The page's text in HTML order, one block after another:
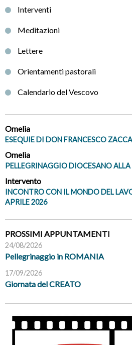
Interventi
Meditazioni
Lettere
Orientamenti pastorali
Calendario del Vescovo
Omelia
ESEQUIE DI DON FRANCESCO
Omelia
PELLEGRINAGGIO DIOCESANO
Intervento
INCONTRO CON IL MONDO DEL
APRILE 2026
PROSSIMI APPUNTAMENTI
24/08/2026
Pellegrinaggio in ROMANIA
17/09/2026
Giornata del CREATO